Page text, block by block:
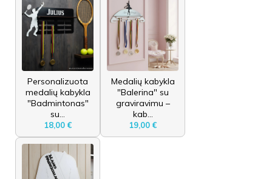
Personalizuota
medalių kabykla
"Badmintonas"
su...
18,00 €
Medalių kabykla
"Balerina" su
graviravimu –
kab...
19,00 €